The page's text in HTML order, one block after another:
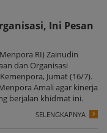
Ini Pesan
RI) Zainudin
dan Organisasi
Jumat (16/7).
Amali agar kinerja
berjalan khidmat ini.
SELENGKAPNYA